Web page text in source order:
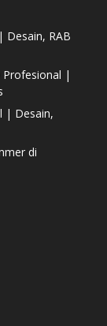
Desain, RAB
Profesional |
| Desain,
di